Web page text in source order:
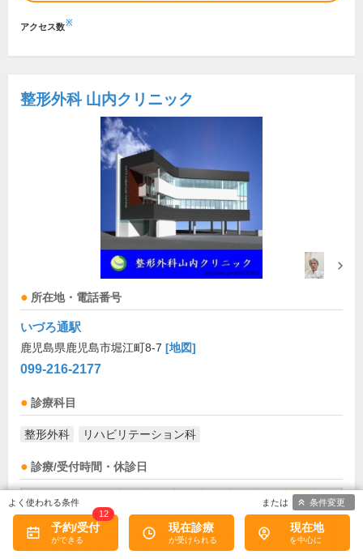
アクセス数※
整形外科 山内クリニック
所在地・電話番号
いづろ通駅
鹿児島県鹿児島市堀江町8-7 [地図]
099-216-2177
診療科目
整形外科 リハビリテーション科
診療/受付時間・休診日
診療時間 土 日 祝
9:00～13:00 ● ● ●
お盆(8月中旬)は休診・休業の場合があります。来院前
に必ず医療機関に直接ご確認ください。
予約/受付
12
現在診療 現在地
条件変更